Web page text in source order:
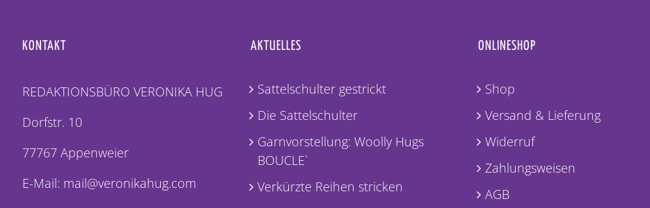
KONTAKT
REDAKTIONSBÜRO VERONIKA HUG
Dorfstr. 10
77767 Appenweier
E-Mail: mail@veronikahug.com
AKTUELLES
Sattelschulter gestrickt
Die Sattelschulter
Garnvorstellung: Woolly Hugs
BOUCLE`
Verkürzte Reihen stricken
ONLINESHOP
Shop
Versand & Lieferung
Widerruf
Zahlungsweisen
AGB